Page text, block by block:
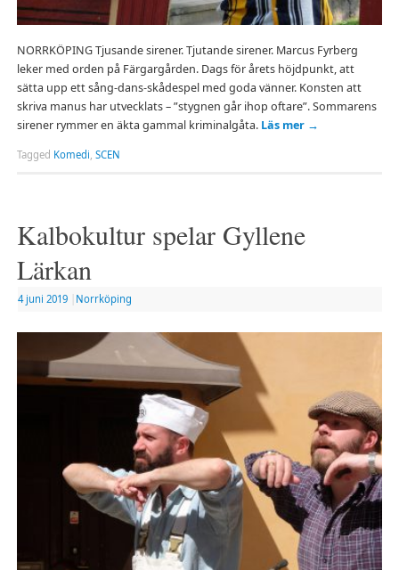
NORRKÖPING Tjusande sirener. Tjutande sirener. Marcus Fyrberg
leker med orden på Färgargården. Dags för årets höjdpunkt, att
sätta upp ett sång-dans-skådespel med goda vänner. Konsten att
skriva manus har utvecklats – ”stygnen går ihop oftare”. Sommarens
sirener rymmer en äkta gammal kriminalgåta. Läs mer →
Tagged Komedi, SCEN
Kalbokultur spelar Gyllene
Lärkan
4 juni 2019 Norrköping